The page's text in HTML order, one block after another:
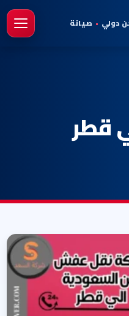
دولي • صيانة
قطر